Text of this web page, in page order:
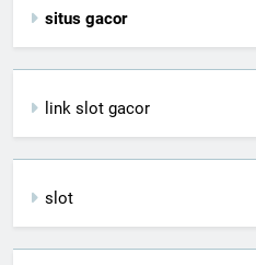
situs gacor
link slot gacor
slot